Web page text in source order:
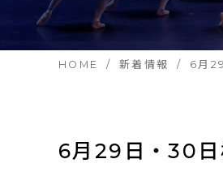
HOME 新着情報 6月
6月29日・30日